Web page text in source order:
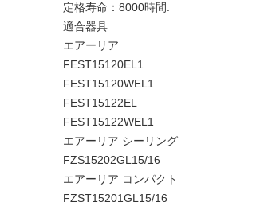
定格寿命：8000時間.
適合器具
エアーリア
FEST15120EL1
FEST15120WEL1
FEST15122EL
FEST15122WEL1
エアーリア シーリング
FZS15202GL15/16
エアーリア コンパクト
FZST15201GL15/16